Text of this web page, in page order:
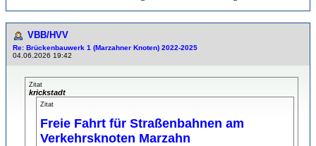
VBB/HVV
Re: Brückenbauwerk 1 (Marzahner Knoten) 2022-2025
04.06.2026 19:42
Zitat
krickstadt
Zitat
Freie Fahrt für Straßenbahnen am
Verkehrsknoten Marzahn